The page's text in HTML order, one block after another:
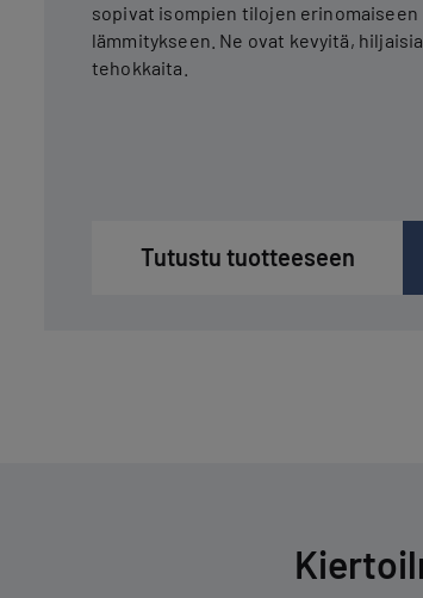
sopivat isompien tilojen erinomaiseen
lämmitykseen. Ne ovat kevyitä,
tehokkaita.
Tutustu tuotteeseen